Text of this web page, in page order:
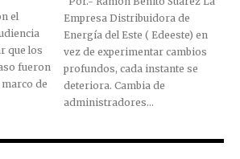
el
que los
fueron
de
Empresa Distribuidora de
Energía del Este ( Edeeste) en
vez de experimentar cambios
profundos, cada instante se
deteriora. Cambia de
administradores...